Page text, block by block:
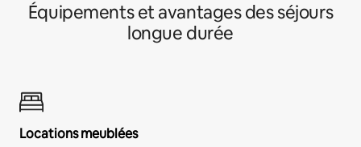
Équipements et avantages des séjours
longue durée
Locations meublées